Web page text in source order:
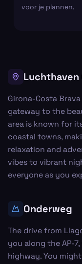
voor je plannen.
Luchthaven
Girona-Costa
gateway to the
area is known for
coastal towns,
relaxation and
vibes to vibrant
everyone as you
Onderweg
The drive from
you along the AP-
highway. You